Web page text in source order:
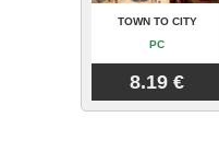
TOWN TO CITY
PC
8.19 €